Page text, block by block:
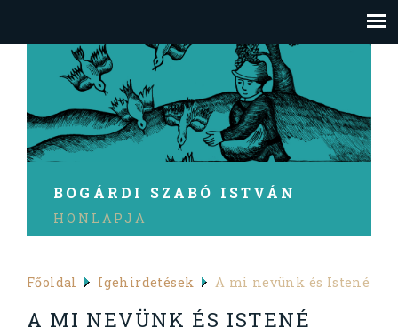
BOGÁRDI SZABÓ ISTVÁN
HONLAPJA
Főoldal Igehirdetések A mi nevünk és Istené
A MI NEVÜNK ÉS ISTENÉ